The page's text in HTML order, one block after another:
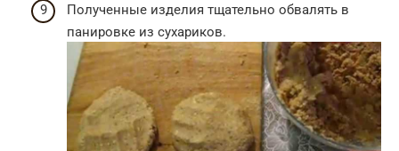
Полученные изделия тщательно обвалять в
панировке из сухариков.